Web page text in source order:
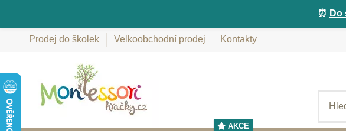
⏰ Do
Prodej do školek Velkoobchodní prodej Kontakty
AKCE